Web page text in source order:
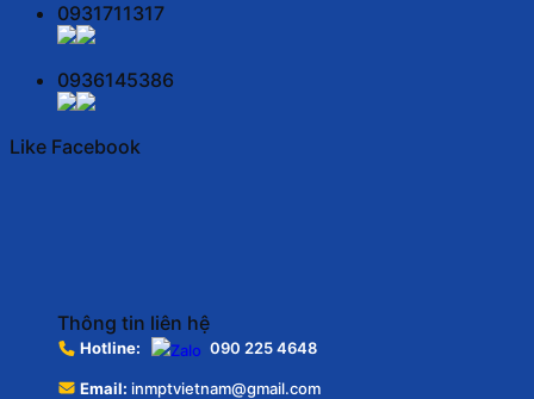
0931711317
0936145386
Like Facebook
Thông tin liên hệ
Hotline: 090 225 4648
Email: inmptvietnam@gmail.com